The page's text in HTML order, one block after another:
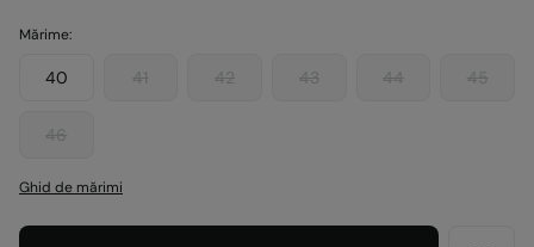
Mărime:
40 41 42 43 44 45
46
Ghid de mărimi